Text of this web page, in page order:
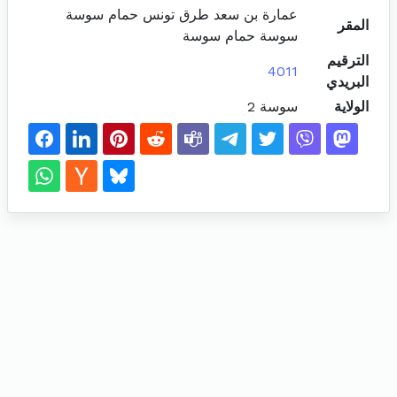
المقر
عمارة بن سعد طرق تونس حمام سوسة
سوسة حمام سوسة
الترقيم
البريدي
4011
الولاية سوسة 2